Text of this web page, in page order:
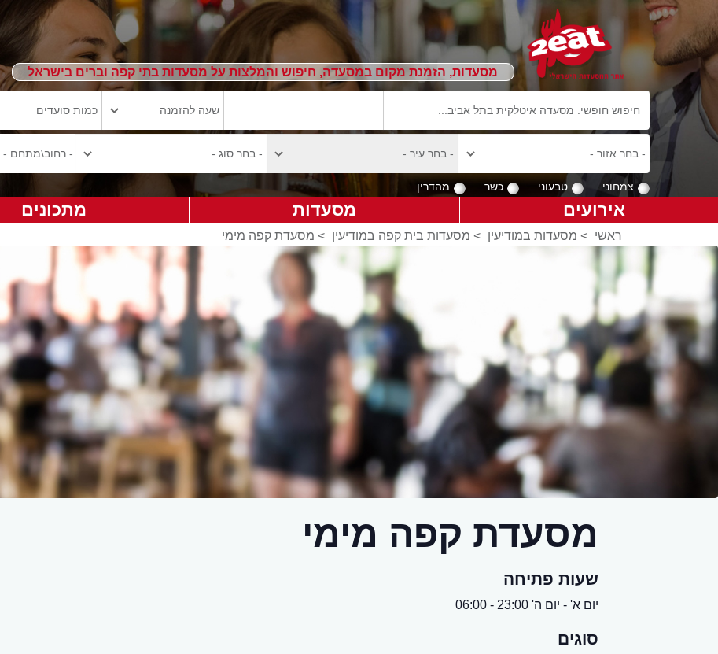
מסעדות, הזמנת מקום במסעדה, חיפוש והמלצות על מסעדות בתי קפה וברים בישראל
צמחוני טבעוני כשר מהדרין
אירועים מסעדות מתכונים
ראשי > מסעדות במודיעין > מסעדות בית קפה במודיעין > מסעדת קפה מימי
מסעדת קפה מימי
שעות פתיחה
יום א' - יום ה' 23:00 - 06:00
סוגים